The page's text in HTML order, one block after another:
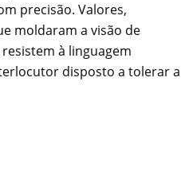
precisão. Valores,
moldaram a visão de
à linguagem
disposto a tolerar a